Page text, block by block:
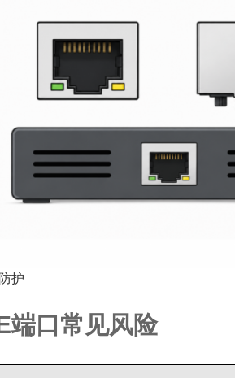
护
端口常见风险